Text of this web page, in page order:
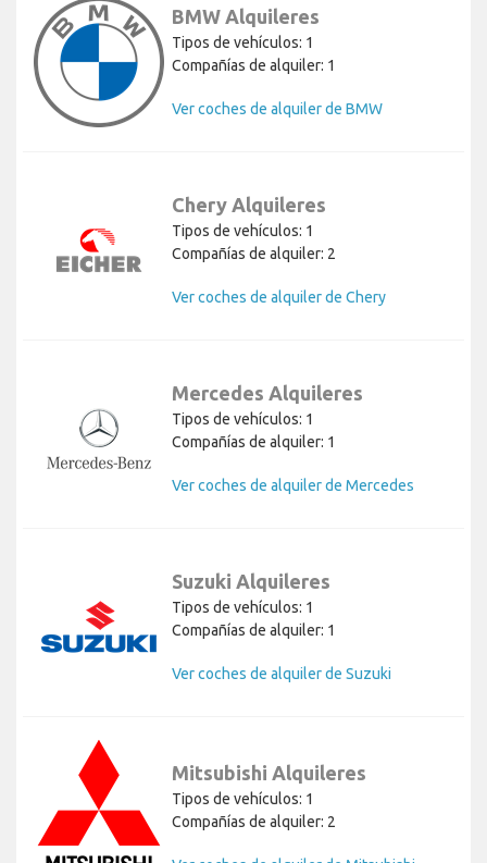
BMW Alquileres
Tipos de vehículos: 1
Compañías de alquiler: 1
Ver coches de alquiler de BMW
Chery Alquileres
Tipos de vehículos: 1
Compañías de alquiler: 2
Ver coches de alquiler de Chery
Mercedes Alquileres
Tipos de vehículos: 1
Compañías de alquiler: 1
Ver coches de alquiler de Mercedes
Suzuki Alquileres
Tipos de vehículos: 1
Compañías de alquiler: 1
Ver coches de alquiler de Suzuki
Mitsubishi Alquileres
Tipos de vehículos: 1
Compañías de alquiler: 2